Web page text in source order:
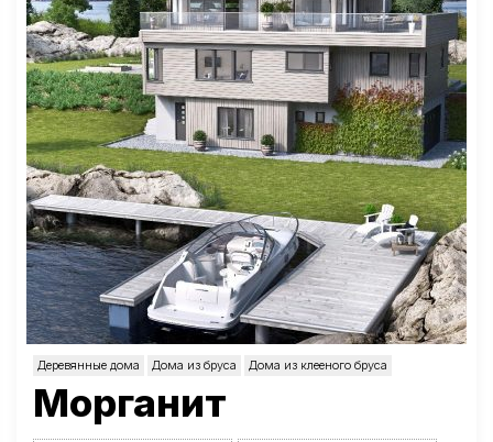
Деревянные дома Дома из бруса Дома из клееного бруса
Морганит